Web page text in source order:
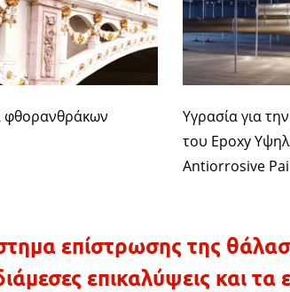
φθορανθράκων
Υγρασία για
του Epoxy
Antiorrosive
επίστρωσης της
επικαλύψεις και